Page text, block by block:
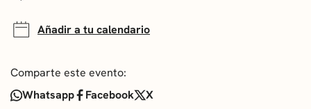
Añadir a tu calendario
Comparte este evento:
Whatsapp
Facebook X